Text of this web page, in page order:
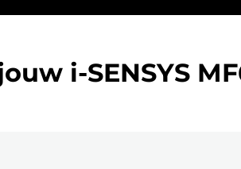
i-SENSYS